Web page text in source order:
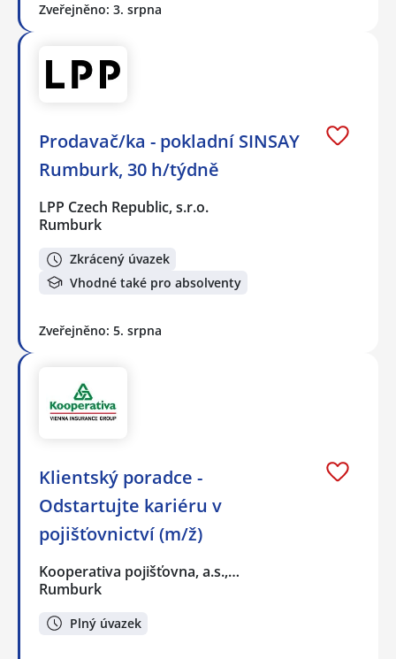
Zveřejněno: 3. srpna
Prodavač/ka - pokladní SINSAY
Rumburk, 30 h/týdně
LPP Czech Republic, s.r.o.
Rumburk
Zkrácený úvazek
Vhodné také pro absolventy
Zveřejněno: 5. srpna
Klientský poradce -
Odstartujte kariéru v
pojišťovnictví (m/ž)
Kooperativa pojišťovna, a.s.,…
Rumburk
Plný úvazek